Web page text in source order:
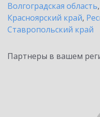
Волгоградская область,
Красноярский край,
Ставропольский край
Партнеры в вашем